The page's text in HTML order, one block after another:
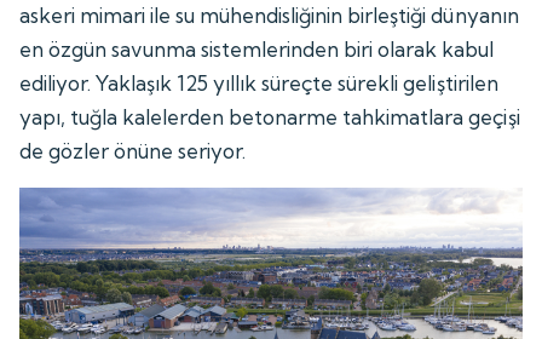
askeri mimari ile su mühendisliğinin birleştiği dünyanın
en özgün savunma sistemlerinden biri olarak kabul
ediliyor. Yaklaşık 125 yıllık süreçte sürekli geliştirilen
yapı, tuğla kalelerden betonarme tahkimatlara geçişi
de gözler önüne seriyor.